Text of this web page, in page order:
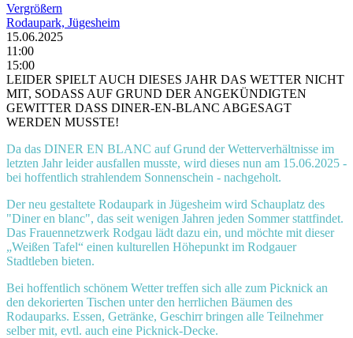
Vergrößern
Rodaupark, Jügesheim
15.06.2025
11:00
15:00
LEIDER SPIELT AUCH DIESES JAHR DAS WETTER NICHT
MIT, SODASS AUF GRUND DER ANGEKÜNDIGTEN
GEWITTER DASS DINER-EN-BLANC ABGESAGT
WERDEN MUSSTE!
Da das DINER EN BLANC auf Grund der Wetterverhältnisse im
letzten Jahr leider ausfallen musste, wird dieses nun am 15.06.2025 -
bei hoffentlich strahlendem Sonnenschein - nachgeholt.
Der neu gestaltete Rodaupark in Jügesheim wird Schauplatz des
"Diner en blanc", das seit wenigen Jahren jeden Sommer stattfindet.
Das Frauennetzwerk Rodgau lädt dazu ein, und möchte mit dieser
„Weißen Tafel“ einen kulturellen Höhepunkt im Rodgauer
Stadtleben bieten.
Bei hoffentlich schönem Wetter treffen sich alle zum Picknick an
den dekorierten Tischen unter den herrlichen Bäumen des
Rodauparks. Essen, Getränke, Geschirr bringen alle Teilnehmer
selber mit, evtl. auch eine Picknick-Decke.